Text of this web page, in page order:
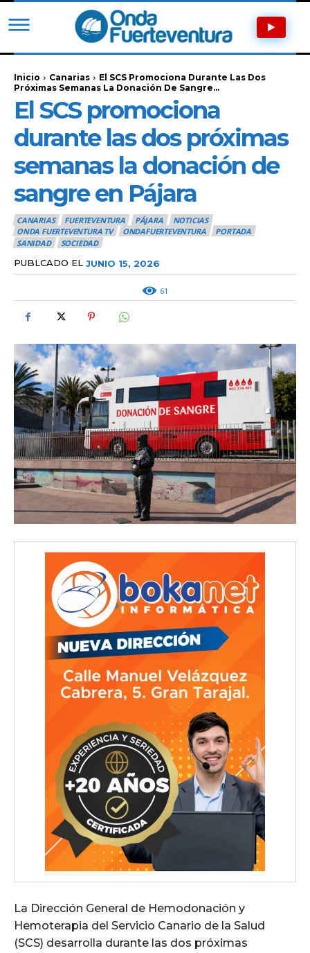
Inicio Canarias
El SCS Promociona Durante Las Dos
Próximas Semanas La Donación De Sangre...
El SCS promociona
durante las dos próximas
semanas la donación de
sangre en Pájara
CANARIAS FUERTEVENTURA PÁJARA
NOTICIAS
ONDA FUERTEVENTURA TV
ONDAFUERTEVENTURA
PORTADA
SANIDAD
SOCIEDAD
PUBLCADO EL JUNIO 15, 2026
61
La Dirección General de Hemodonación y
Hemoterapia del Servicio Canario de la Salud
(SCS) desarrolla durante las dos próximas